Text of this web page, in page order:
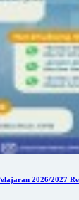
2026/2027